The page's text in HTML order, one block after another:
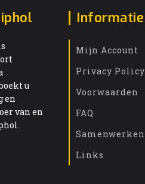
u
en
van en
Informatie
Mijn Account
Privacy Policy
Voorwaarden
FAQ
Samenwerken
Links